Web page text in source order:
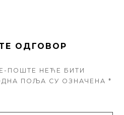
ОДГОВОР
ПОШТЕ НЕЋЕ БИТИ
ПОЉА СУ ОЗНАЧЕНА *